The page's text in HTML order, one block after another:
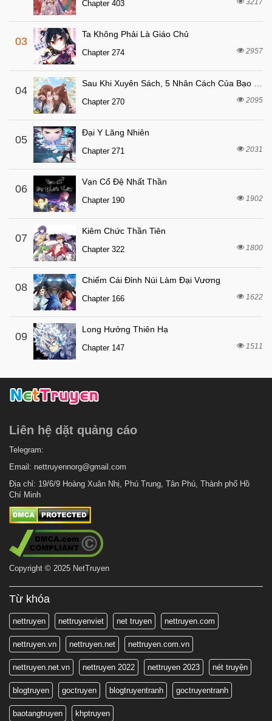
Chapter 403 3217
03
Ta Không Phải Là Giáo Chủ
Chapter 274 2957
04
Chapter 270 2095
05
Đại Y Lăng Nhiên
Chapter 271 2031
06
Vạn Cổ Đệ Nhất Thần
Chapter 190 1902
07
Kiêm Chức Thần Tiên
Chapter 322 1800
08
Chiếm Cái Đỉnh Núi Làm Đại Vương
Chapter 166 1622
09
Long Hưởng Thiên Hạ
Chapter 147 1511
Liên hệ dặt quảng cáo
Telegram:
Email: nettruyennorg@gmail.com
Địa chỉ: 19/6/9 Hoàng Xuân Nhị, Phú Trung, Tân Phú, Thành phố Hồ
Chí Minh
Copyright © 2025 NetTruyen
Từ khóa
nettruyen nettruyenviet net truyen nettruyen.com
nettruyen.vn nettruyen.net nettruyen.com.vn
nettruyen.net.vn nettruyen 2022 nettruyen 2023 nét truyện
blogtruyen goctruyen blogtruyentranh goctruyentranh
baotangtruyen khptruyen